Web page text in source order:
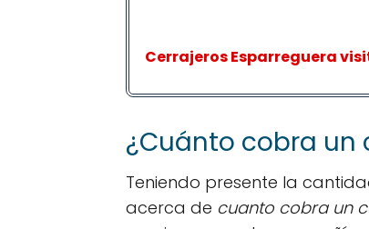
Cerrajeros Esparreguera
¿Cuánto cobra un
Teniendo presente la
acerca de cuanto cobra un